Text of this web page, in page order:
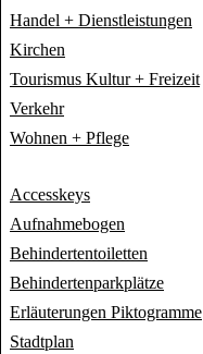
Handel + Dienstleistungen
Kirchen
Tourismus Kultur + Freizeit
Verkehr
Wohnen + Pflege
Accesskeys
Aufnahmebogen
Behindertentoiletten
Behindertenparkplätze
Erläuterungen Piktogramme
Stadtplan